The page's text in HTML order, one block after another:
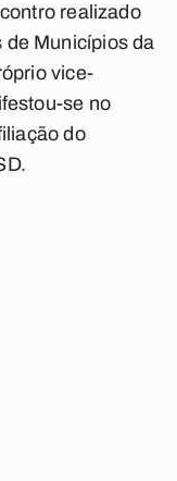
realizado
de Municípios da
vice-
se no
do